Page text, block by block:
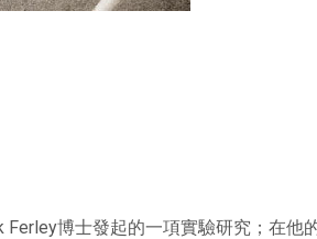
博士發起的一項實驗研究；在他